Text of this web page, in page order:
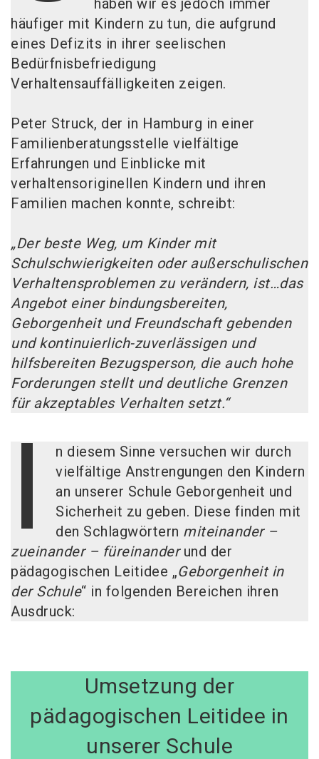
haben wir es jedoch immer
häufiger mit Kindern zu tun, die aufgrund
eines Defizits in ihrer seelischen
Bedürfnisbefriedigung
Verhaltensauffälligkeiten zeigen.
Peter Struck, der in Hamburg in einer
Familienberatungsstelle vielfältige
Erfahrungen und Einblicke mit
verhaltensoriginellen Kindern und ihren
Familien machen konnte, schreibt:
„Der beste Weg, um Kinder mit
Schulschwierigkeiten oder außerschulischen
Verhaltensproblemen zu verändern, ist…das
Angebot einer bindungsbereiten,
Geborgenheit und Freundschaft gebenden
und kontinuierlich-zuverlässigen und
hilfsbereiten Bezugsperson, die auch hohe
Forderungen stellt und deutliche Grenzen
für akzeptables Verhalten setzt.“
I
n diesem Sinne versuchen wir durch
vielfältige Anstrengungen den Kindern
an unserer Schule Geborgenheit und
Sicherheit zu geben. Diese finden mit
den Schlagwörtern miteinander –
zueinander – füreinanderund der
pädagogischen Leitidee „Geborgenheit in
der Schule“ in folgenden Bereichen ihren
Ausdruck:
Umsetzung der
pädagogischen Leitidee in
unserer Schule